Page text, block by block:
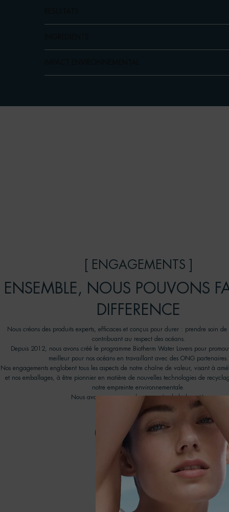
[ ENGAGEMENTS ]
ENSEMBLE, NOUS POUVONS
DIFFERENCE
Nous créons des produits experts, efficaces et conçus pour durer : prendre soin
contribuant au respect des océans.
Depuis 2012, nous avons créé le programme Biotherm Water Lovers pour
meilleur pour nos océans en travaillant avec des ONG partenaires.
Nos engagements englobent tous les aspects de notre chaîne de valeur, visant à
et nos emballages, à être pionnier en matière de nouvelles technologies de
notre empreinte environnementale.
Nous avons une approche engagée de la beauté.
DÉCOUVRIR